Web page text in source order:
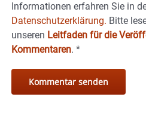
Informationen erfahren Sie in
Datenschutzerklärung. Bitte
unseren Leitfaden für die
Kommentaren. *